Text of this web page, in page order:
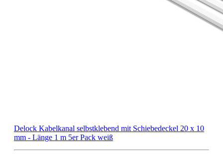
Delock Kabelkanal selbstklebend mit Schiebedeckel 20 x 10
mm - Länge 1 m 5er Pack weiß